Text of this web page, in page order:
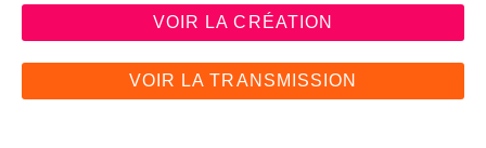
VOIR LA CRÉATION
VOIR LA TRANSMISSION